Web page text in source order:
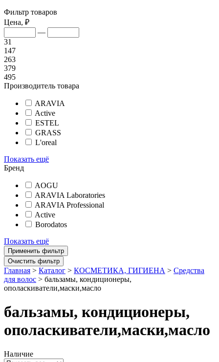
Фильтр товаров
Цена, ₽
—
31
147
263
379
495
Производитель товара
ARAVIA
Active
ESTEL
GRASS
L'oreal
Показать ещё
Бренд
AOGU
ARAVIA Laboratories
ARAVIA Professional
Active
Borodatos
Показать ещё
Главная > Каталог > КОСМЕТИКА, ГИГИЕНА > Средства
для волос > бальзамы, кондиционеры,
ополаскиватели,маски,масло
бальзамы, кондиционеры,
ополаскиватели,маски,масло
Наличие